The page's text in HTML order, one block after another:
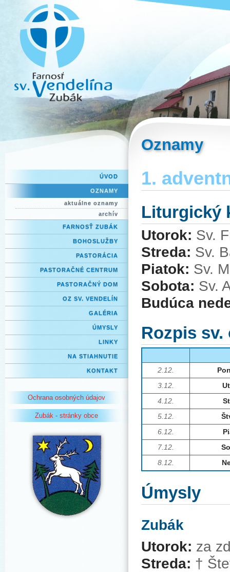
ÚVOD
OZNAMY
aktuálne oznamy
archív
FARNOSŤ ZUBÁK
BOHOSLUŽBY
PASTORÁCIA
PASTORAČNÉ CENTRUM
PASTORAČNÝ DOM
OZ SV. VENDELÍN
GALÉRIA
ÚMYSLY
LINKY
NA STIAHNUTIE
KONTAKT
Ochrana osobných údajov
Zubák - stránky obce
Oznamy
1.
Liturgický
Utorok: Sv.
Streda: Sv.
Piatok: Sv.
Sobota: Sv.
Budúca
Rozpis sv.
2.12.
3.12.
4.12.
5.12.
6.12.
7.12.
8.12.
Úmysly
Zubák
Utorok: za
Streda: †